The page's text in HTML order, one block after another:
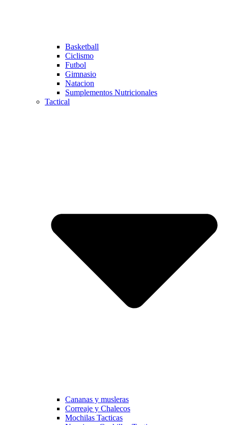
Basketball
Ciclismo
Futbol
Gimnasio
Natacion
Sumplementos Nutricionales
Tactical
Cananas y musleras
Correaje y Chalecos
Mochilas Tacticas